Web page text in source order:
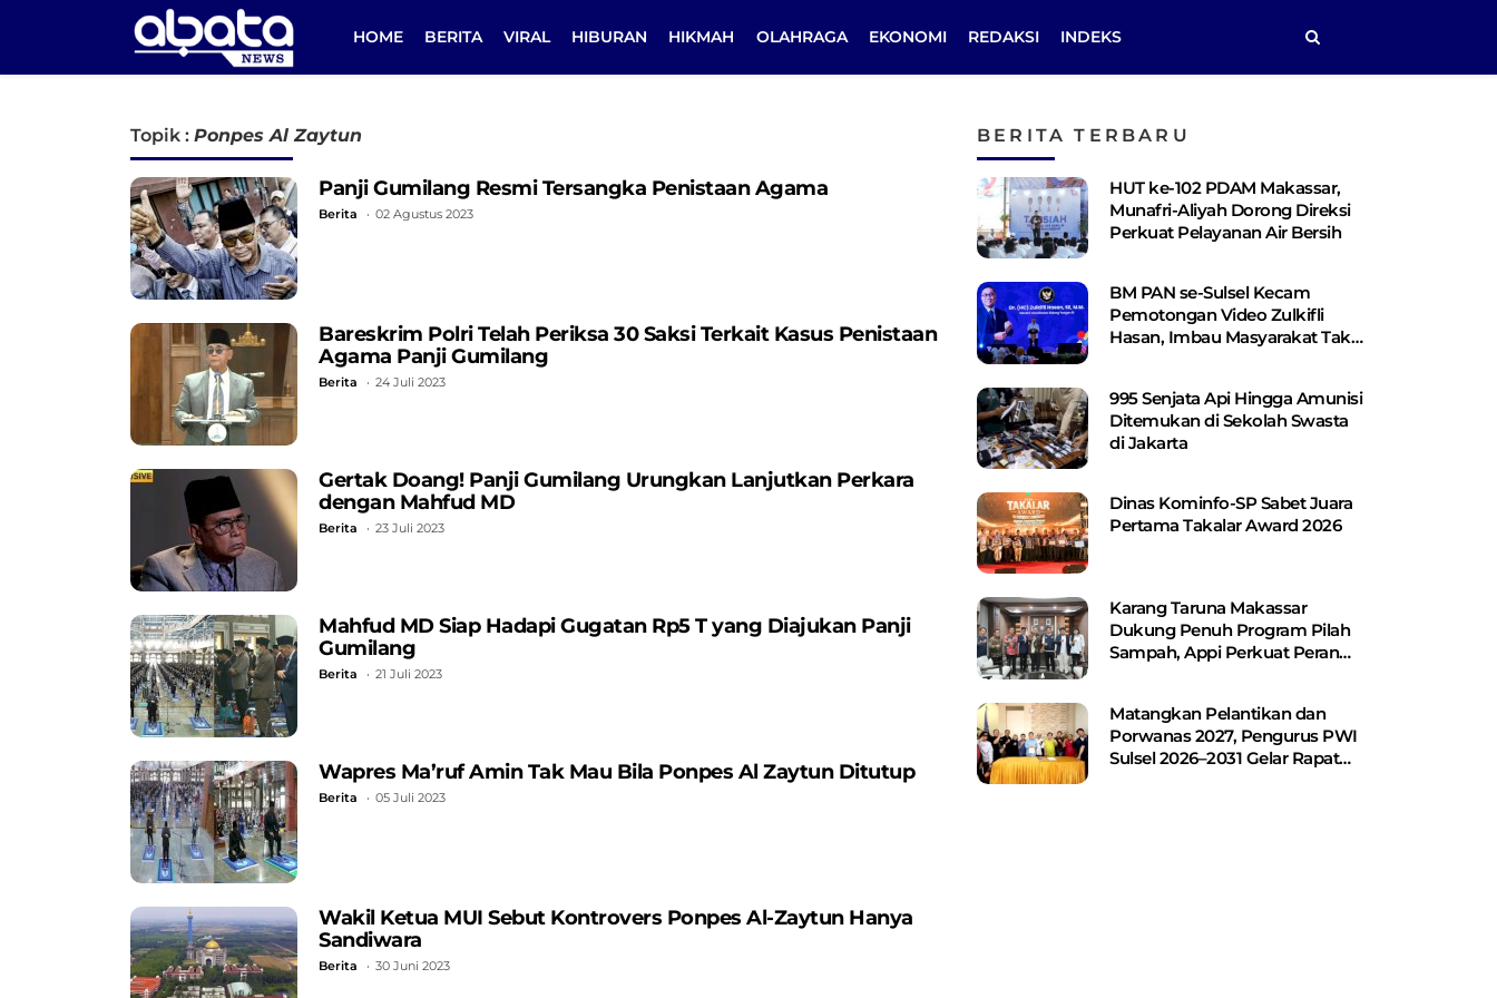
HOME BERITA VIRAL HIBURAN HIKMAH OLAHRAGA EKONOMI REDAKSI INDEKS
Topik : Ponpes Al Zaytun
Panji Gumilang Resmi Tersangka Penistaan Agama
Berita 02 Agustus 2023
Bareskrim Polri Telah Periksa 30 Saksi Terkait Kasus Penistaan
Agama Panji Gumilang
Berita 24 Juli 2023
Gertak Doang! Panji Gumilang Urungkan Lanjutkan Perkara
dengan Mahfud MD
Berita 23 Juli 2023
Mahfud MD Siap Hadapi Gugatan Rp5 T yang Diajukan Panji
Gumilang
Berita 21 Juli 2023
Wapres Ma’ruf Amin Tak Mau Bila Ponpes Al Zaytun Ditutup
Berita 05 Juli 2023
Wakil Ketua MUI Sebut Kontrovers Ponpes Al-Zaytun Hanya
Sandiwara
Berita 30 Juni 2023
BERITA TERBARU
HUT ke-102 PDAM Makassar,
Munafri-Aliyah Dorong Direksi
Perkuat Pelayanan Air Bersih
BM PAN se-Sulsel Kecam
Pemotongan Video Zulkifli
Hasan, Imbau Masyarakat Tak
995 Senjata Api Hingga Amunisi
Ditemukan di Sekolah Swasta
di Jakarta
Dinas Kominfo-SP Sabet Juara
Pertama Takalar Award 2026
Karang Taruna Makassar
Dukung Penuh Program Pilah
Sampah, Appi Perkuat Peran
Matangkan Pelantikan dan
Porwanas 2027, Pengurus PWI
Sulsel 2026–2031 Gelar Rapat